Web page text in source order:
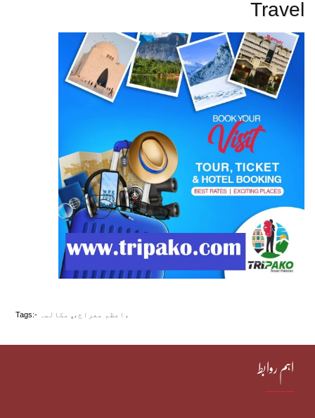
Travel
Tags:- اعظم معراج، مکالمہ،
اہم روابط